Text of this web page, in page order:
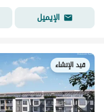
الإيميل
قيد الإنشاء